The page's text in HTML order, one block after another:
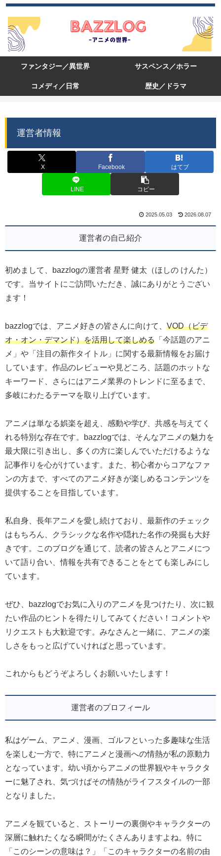
ファンタジー／異世界 サスペンス／ホラー
コメディ／日常 歴史／ドラマ
運営者情報
X Facebook はてブ
LINE コピー
2025.05.03 2026.08.07
運営者の自己紹介
初めまして、bazzlogの運営者 星野 健太（ほしの けんた）
です。当サイトにご訪問いただき、誠にありがとうござい
ます！
bazzlogでは、アニメ好きの皆さんに向けて、 VOD（ビデ
オ・オン・デマンド）を活用して楽しめる 「今話題のアニ
メ」や「注目の新作タイトル」に関する最新情報をお届け
しています。作品のレビューや見どころ、話題のホットな
キーワード、さらにはアニメ業界のトレンドに至るまで、
多岐にわたるテーマを取り上げています。
アニメは単なる娯楽を超え、感動や学び、共感を与えてく
れる特別な存在です。bazzlogでは、そんなアニメの魅力を
最大限に引き出し、多くの方に楽しんでいただけるような
記事作りを心がけています。また、初心者からコアなファ
ンの方まで、すべてのアニメ好きが楽しめるコンテンツを
提供することを目指しています。
私自身、長年アニメを愛し続けており、最新作のチェック
はもちろん、クラシックな名作や隠れた名作の発掘も大好
きです。このブログを通じて、読者の皆さんとアニメにつ
いて語り合い、情報を共有できることをとても楽しみにし
ています。
ぜひ、bazzlogでお気に入りのアニメを見つけたり、次に観
たい作品のヒントを得たりしてみてください！コメントや
リクエストも大歓迎です。みなさんと一緒に、アニメの楽
しさをもっと広げていければと思っています。
これからもどうぞよろしくお願いいたします！
運営者のプロフィール
私はゲーム、アニメ、漫画、ゴルフといった多趣味な生活
を楽しむ一方で、特にアニメと漫画への情熱が私の原動力
となっています。幼い頃からアニメの世界観やキャラクタ
ーに魅了され、気づけばその情熱がライフスタイルの一部
となりました。
アニメを観ていると、ストーリーの裏側やキャラクターの
深層に触れたくなる瞬間がたくさんありますよね。特に
「このシーンの意味は？」「このキャラクターの名前の由